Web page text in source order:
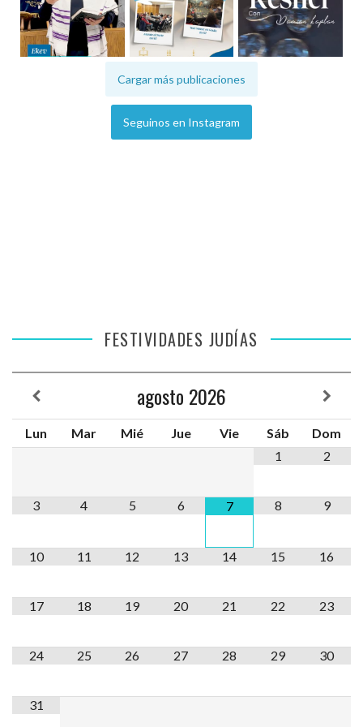
Cargar más publicaciones
Seguinos en Instagram
FESTIVIDADES JUDÍAS
agosto 2026
Lun Mar Mié Jue Vie Sáb
Dom
1
2
3 4 5 6 7 8 9
10 11 12 13 14 15 16
17 18 19 20 21 22 23
24 25 26 27 28 29 30
31